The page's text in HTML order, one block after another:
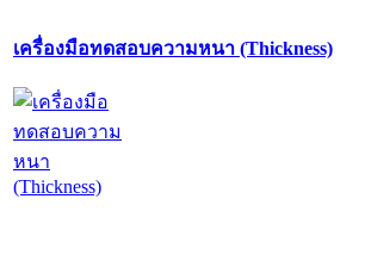
เครื่องมือทดสอบความหนา (Thickness)